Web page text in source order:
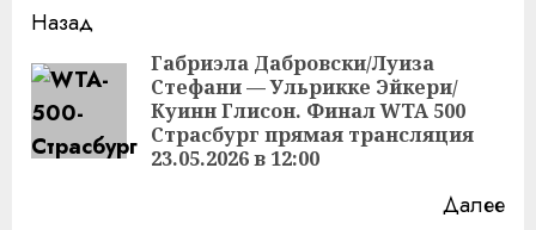
Продолжить
чтение
Назад
Габриэла Дабровски/Луиза
Стефани — Ульрикке Эйкери/
Куинн Глисон. Финал WTA 500
Страсбург прямая трансляция
23.05.2026 в 12:00
Далее